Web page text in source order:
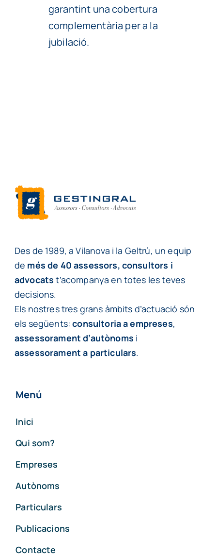
garantint una cobertura
complementària per a la
jubilació.
Des de 1989, a Vilanova i la Geltrú, un equip
de més de 40 assessors, consultors i
advocats t’acompanya en totes les teves
decisions.
Els nostres tres grans àmbits d’actuació són
els següents:consultoria a empreses,
assessorament d’autònoms i
assessorament a particulars.
Menú
Inici
Qui som?
Empreses
Autònoms
Particulars
Publicacions
Contacte